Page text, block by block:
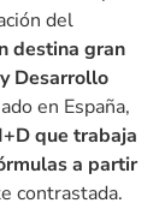
del
destina gran
Desarrollo
en España,
que trabaja
a partir
contrastada.